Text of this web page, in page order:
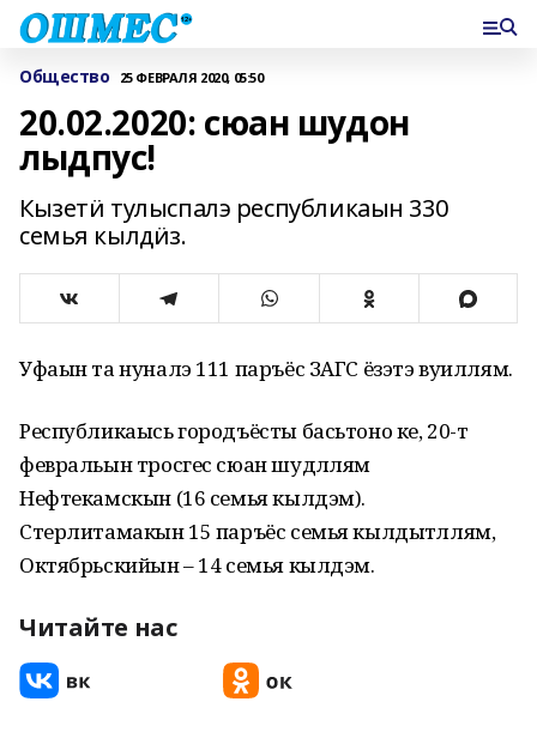
Общество 25 ФЕВРАЛЯ 2020, 05:50
20.02.2020: сюан шудон
лыдпус!
Кызетӥ тулыспалэ республикаын 330
семья кылдӥз.
Уфаын та нуналэ 111 паръёс ЗАГС ёзэтэ вуиллям.
Республикаысь городъёсты басьтоно ке, 20-тӥ
февральын тросгес сюан шудӥллям
Нефтекамскын (16 семья кылдэм).
Стерлитамакын 15 паръёс семья кылдытӥллям,
Октябрьскийын – 14 семья кылдэм.
Читайте нас